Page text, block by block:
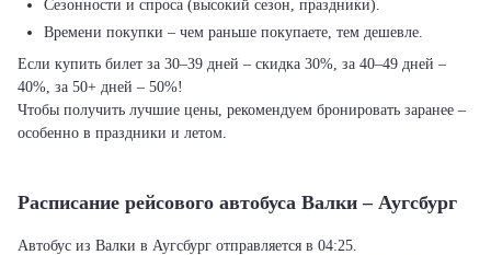
Сезонности и спроса (высокий сезон, праздники).
Времени покупки – чем раньше покупаете, тем дешевле.
Если купить билет за 30–39 дней – скидка 30%, за 40–49 дней –
40%, за 50+ дней – 50%!
Чтобы получить лучшие цены, рекомендуем бронировать заранее –
особенно в праздники и летом.
Расписание рейсового автобуса Валки – Аугсбург
Автобус из Валки в Аугсбург отправляется в 04:25.